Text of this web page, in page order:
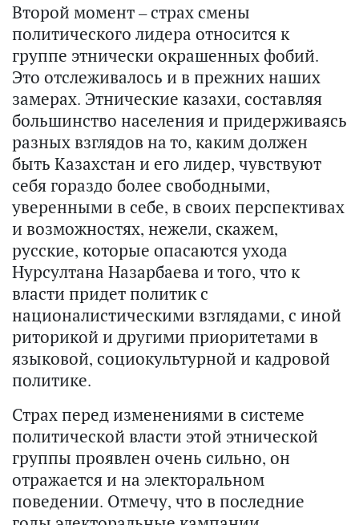
Второй момент – страх смены
политического лидера относится к
группе этнически окрашенных фобий.
Это отслеживалось и в прежних наших
замерах. Этнические казахи, составляя
большинство населения и придерживаясь
разных взглядов на то, каким должен
быть Казахстан и его лидер, чувствуют
себя гораздо более свободными,
уверенными в себе, в своих перспективах
и возможностях, нежели, скажем,
русские, которые опасаются ухода
Нурсултана Назарбаева и того, что к
власти придет политик с
националистическими взглядами, с иной
риторикой и другими приоритетами в
языковой, социокультурной и кадровой
политике.
Страх перед изменениями в системе
политической власти этой этнической
группы проявлен очень сильно, он
отражается и на электоральном
поведении. Отмечу, что в последние